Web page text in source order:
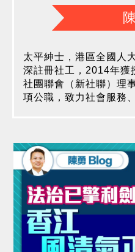
太平紳士，港區全國人
深註冊社工，2014年獲
社團聯會（新社聯）理
項公職，致力社會服務